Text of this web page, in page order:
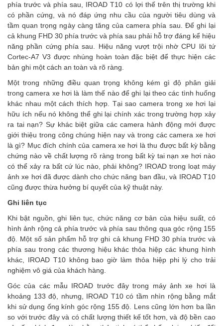
phía trước và phía sau, IROAD T10 có lợi thế trên thị trường khi
có phần cứng, và nó đáp ứng nhu cầu của người tiêu dùng và
tầm quan trọng ngày càng tăng của camera phía sau. Để ghi lại
cả khung FHD 30 phía trước và phía sau phải hỗ trợ đáng kể hiệu
năng phần cứng phía sau. Hiệu năng vượt trội nhờ CPU lõi tứ
Cortec-A7 V3 được nhúng hoàn toàn đặc biệt để thực hiện các
bản ghi một cách an toàn và rõ ràng.
Một trong những điều quan trọng không kém gì độ phân giải
trong camera xe hơi là làm thế nào để ghi lại theo các tình huống
khác nhau một cách thích hợp. Tại sao camera trong xe hơi lại
hữu ích nếu nó không thể ghi lại chính xác trong trường hợp xảy
ra tai nạn? Sự khác biệt giữa các camera hành động mới được
giới thiệu trong công chúng hiện nay và trong các camera xe hơi
là gì? Mục đích chính của camera xe hơi là thu được bất kỳ bằng
chứng nào về chất lượng rõ ràng trong bất kỳ tai nạn xe hơi nào
có thể xảy ra bất cứ lúc nào, phải không? IROAD trong loạt máy
ảnh xe hơi đã được dành cho chức năng ban đầu, và IROAD T10
cũng được thừa hưởng bí quyết của kỹ thuật này.
Ghi liên tục
Khi bật nguồn, ghi liên tục, chức năng cơ bản của hiệu suất, có
hình ảnh rộng cả phía trước và phía sau thông qua góc rộng 155
độ. Một số sản phẩm hỗ trợ ghi cả khung FHD 30 phía trước và
phía sau trong các thương hiệu khác thỏa hiệp các khung hình
khác, IROAD T10 không bao giờ làm thỏa hiệp phi lý cho trải
nghiệm vô giá của khách hàng.
Góc của các mẫu IROAD trước đây trong máy ảnh xe hơi là
khoảng 133 độ, nhưng, IROAD T10 có tầm nhìn rộng bằng mắt
khi sử dụng ống kính góc rộng 155 độ. Lens cũng lớn hơn ba lần
so với trước đây và có chất lượng thiết kế tốt hơn, và độ bền cao